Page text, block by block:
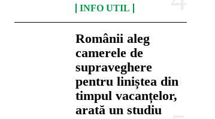
INFO UTIL
Românii aleg
camerele de
supraveghere
pentru liniștea din
timpul vacanțelor,
arată un studiu